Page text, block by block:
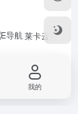
莱卡云
我的